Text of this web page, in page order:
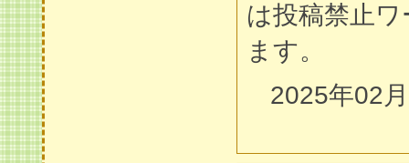
は投稿禁止
ます。
2025年02